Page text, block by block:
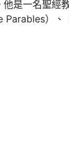
是一名聖經
）